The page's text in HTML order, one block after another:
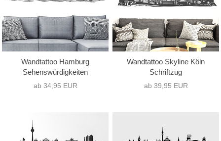
Text mit Motiv(46)
Querformat(55)
Quadrat(0)
Wandtattoo Hamburg
Sehenswürdigkeiten
ab 34,95 EUR
Wandtattoo Skyline Köln
Schriftzug
ab 39,95 EUR